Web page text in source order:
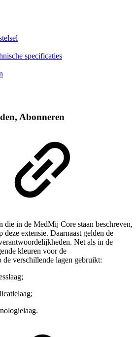
specificaties
Abonneren
die in de MedMij Core staan beschreven,
extensie. Daarnaast gelden de
Net als in de
kleuren voor de
verschillende lagen gebruikt: